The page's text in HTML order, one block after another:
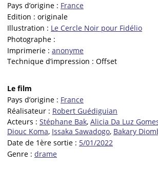
Pays d’origine : France
Edition : originale
Illustration : Le Cercle Noir pour Fidélio
Photographe :
Imprimerie : anonyme
Technique d’impression : Offset
Le film
Pays d’origine : France
Réalisateur : Robert Guédiguian
Acteurs : Stéphane Bak, Alicia Da Luz
Diouc Koma, Issaka Sawadogo, Bakary
Date de 1ère sortie : 5/01/2022
Genre : drame